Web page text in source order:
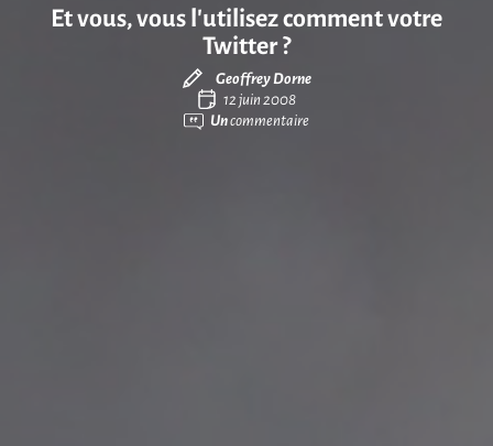
Et vous, vous l’utilisez comment votre
Twitter ?
Geoffrey Dorne
12 juin 2008
Uncommentaire